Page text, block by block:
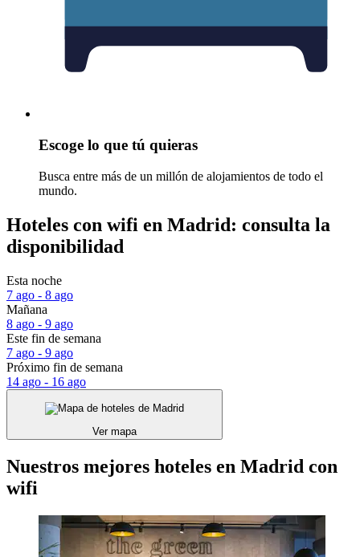
Escoge lo que tú quieras
Busca entre más de un millón de alojamientos de todo el
mundo.
Hoteles con wifi en Madrid: consulta la
disponibilidad
Esta noche
7 ago - 8 ago
Mañana
8 ago - 9 ago
Este fin de semana
7 ago - 9 ago
Próximo fin de semana
14 ago - 16 ago
Ver mapa
Nuestros mejores hoteles en Madrid con
wifi